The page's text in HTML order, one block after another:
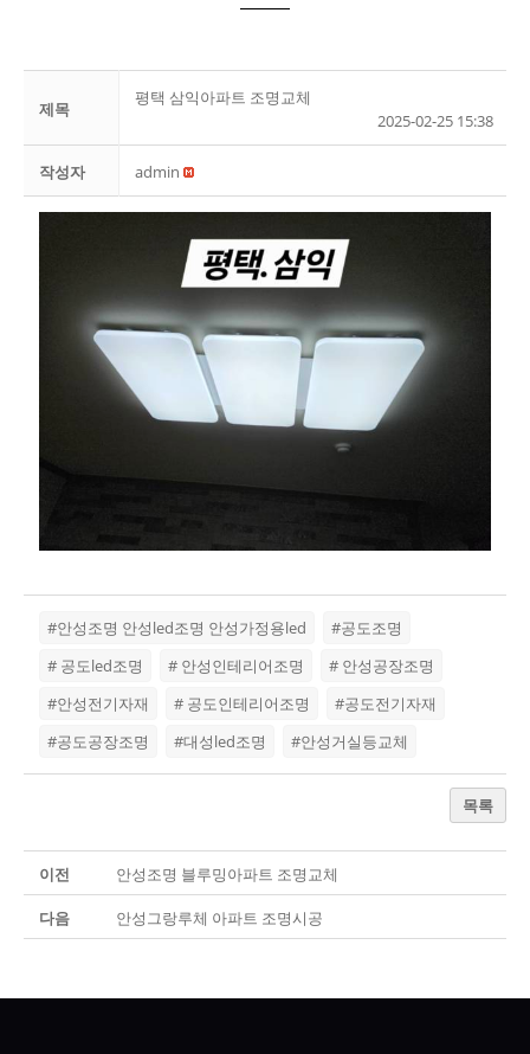
제목
평택 삼익아파트 조명교체
2025-02-25 15:38
작성자 admin
#안성조명 안성led조명 안성가정용led
#공도조명
# 공도led조명
# 안성인테리어조명
# 안성공장조명
#안성전기자재
# 공도인테리어조명
#공도전기자재
#공도공장조명
#대성led조명 #안성거실등교체
목록
이전 안성조명 블루밍아파트 조명교체
다음 안성그랑루체 아파트 조명시공